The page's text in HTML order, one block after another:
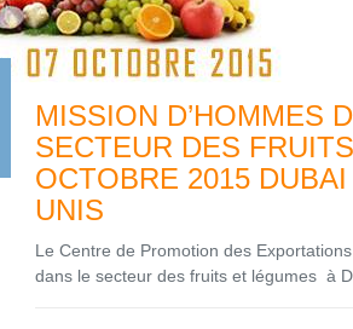
MISSION D’HOMMES
SECTEUR DES
OCTOBRE 2015
UNIS
Le Centre de Promotion des
dans le secteur des fruits et légumes à